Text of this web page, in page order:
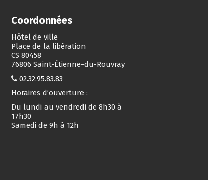
Coordonnées
Hôtel de ville
Place de la libération
CS 80458
76806 Saint-Étienne-du-Rouvray
02.32.95.83.83
Horaires d’ouverture :
Du lundi au vendredi de 8h30 à
17h30
Samedi de 9h à 12h